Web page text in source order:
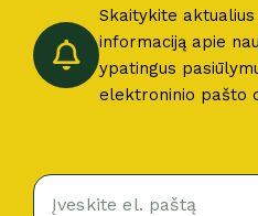
Skaitykite
informaciją apie
ypatingus
elektroninio pašto